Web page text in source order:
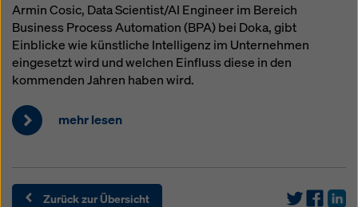
Armin Cosic, Data Scientist/AI Engineer im Bereich
Business Process Automation (BPA) bei Doka, gibt
Einblicke wie künstliche Intelligenz im Unternehmen
eingesetzt wird und welchen Einfluss diese in den
kommenden Jahren haben wird.
mehr lesen
Zurück zur Übersicht